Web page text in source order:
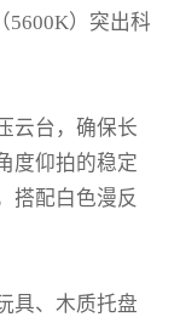
5600K）突出科
云台，确保长
度仰拍的稳定
搭配白色漫反
具、木质托盘